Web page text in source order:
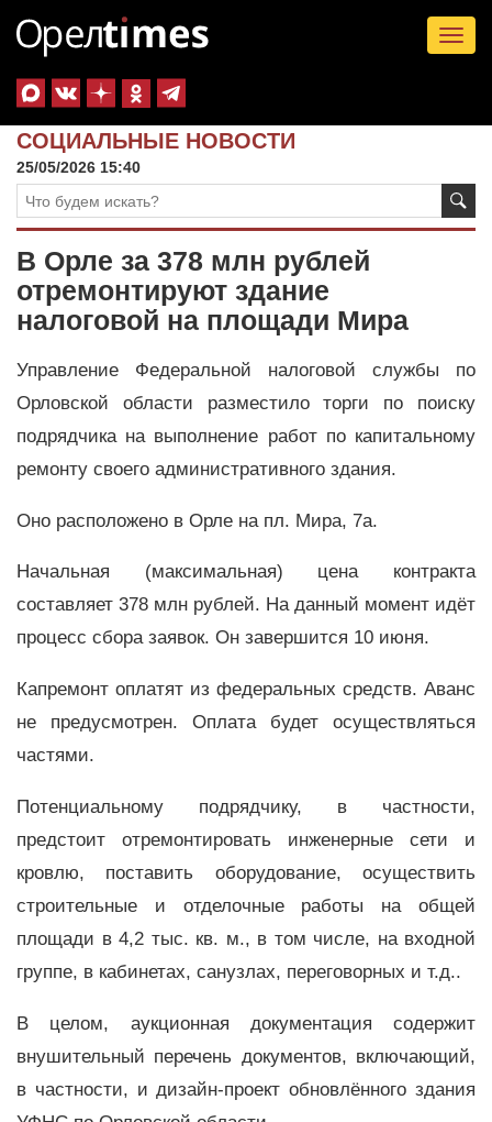
СОЦИАЛЬНЫЕ НОВОСТИ
25/05/2026 15:40
В Орле за 378 млн рублей
отремонтируют здание
налоговой на площади Мира
Управление Федеральной налоговой службы по
Орловской области разместило торги по поиску
подрядчика на выполнение работ по капитальному
ремонту своего административного здания.
Оно расположено в Орле на пл. Мира, 7а.
Начальная (максимальная) цена контракта
составляет 378 млн рублей. На данный момент идёт
процесс сбора заявок. Он завершится 10 июня.
Капремонт оплатят из федеральных средств. Аванс
не предусмотрен. Оплата будет осуществляться
частями.
Потенциальному подрядчику, в частности,
предстоит отремонтировать инженерные сети и
кровлю, поставить оборудование, осуществить
строительные и отделочные работы на общей
площади в 4,2 тыс. кв. м., в том числе, на входной
группе, в кабинетах, санузлах, переговорных и т.д..
В целом, аукционная документация содержит
внушительный перечень документов, включающий,
в частности, и дизайн-проект обновлённого здания